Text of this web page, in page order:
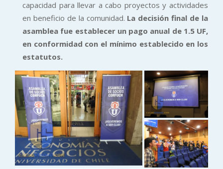
capacidad para llevar a cabo proyectos y actividades
en beneficio de la comunidad. La decisión final de la
asamblea fue establecer un pago anual de 1.5 UF,
en conformidad con el mínimo establecido en los
estatutos.